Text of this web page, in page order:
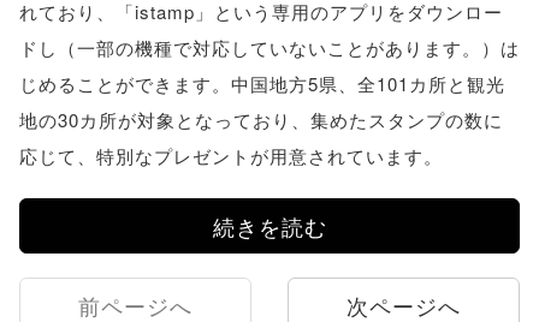
れており、「istamp」という専用のアプリをダウンロー
ドし（一部の機種で対応していないことがあります。）は
じめることができます。中国地方5県、全101カ所と観光
地の30カ所が対象となっており、集めたスタンプの数に
応じて、特別なプレゼントが用意されています。
続きを読む
前ページへ 次ページへ